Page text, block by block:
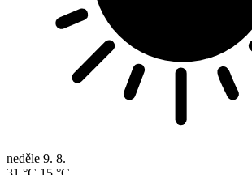
neděle 9. 8.